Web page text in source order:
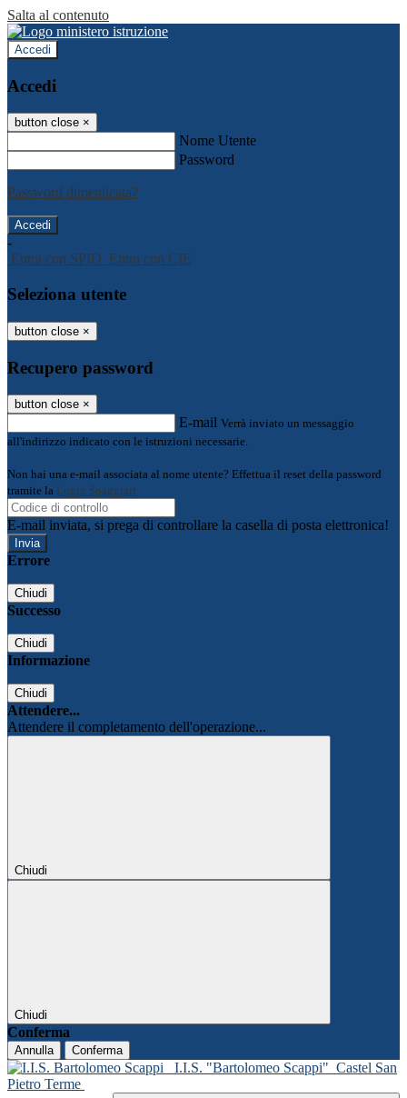
Salta al contenuto
Accedi
Accedi
button close ×
Nome Utente
Password
Password dimenticata?
-
Entra con SPID Entra con CIE
Seleziona utente
button close ×
Recupero password
button close ×
E-mail Verrà inviato un messaggio
all'indirizzo indicato con le istruzioni necessarie.
Non hai una e-mail associata al nome utente? Effettua il reset della password
tramite la Login Spaggiari
E-mail inviata, si prega di controllare la casella di posta elettronica!
Errore
Chiudi
Successo
Chiudi
Informazione
Chiudi
Attendere...
Attendere il completamento dell'operazione...
Chiudi
Chiudi
Conferma
Annulla Conferma
I.I.S. "Bartolomeo Scappi" Castel San
Pietro Terme